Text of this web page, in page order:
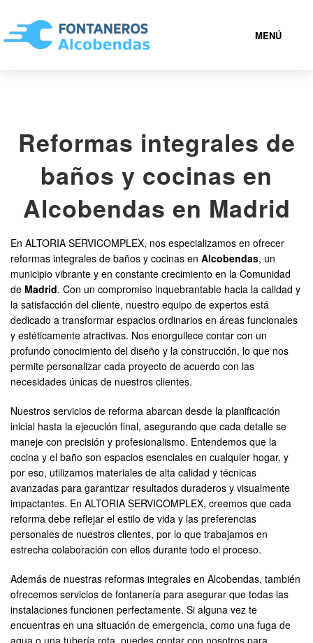
MENÚ
919 93 35 41
FONTANEROS ALCOBENDAS BARATOS
SERVICIOS
CONTACTAR
Reformas integrales de
baños y cocinas en
Alcobendas en Madrid
En ALTORIA SERVICOMPLEX, nos especializamos en ofrecer
reformas integrales de baños y cocinas en Alcobendas, un
municipio vibrante y en constante crecimiento en la Comunidad
de Madrid. Con un compromiso inquebrantable hacia la calidad y
la satisfacción del cliente, nuestro equipo de expertos está
dedicado a transformar espacios ordinarios en áreas funcionales
y estéticamente atractivas. Nos enorgullece contar con un
profundo conocimiento del diseño y la construcción, lo que nos
permite personalizar cada proyecto de acuerdo con las
necesidades únicas de nuestros clientes.
Nuestros servicios de reforma abarcan desde la planificación
inicial hasta la ejecución final, asegurando que cada detalle se
maneje con precisión y profesionalismo. Entendemos que la
cocina y el baño son espacios esenciales en cualquier hogar, y
por eso, utilizamos materiales de alta calidad y técnicas
avanzadas para garantizar resultados duraderos y visualmente
impactantes. En ALTORIA SERVICOMPLEX, creemos que cada
reforma debe reflejar el estilo de vida y las preferencias
personales de nuestros clientes, por lo que trabajamos en
estrecha colaboración con ellos durante todo el proceso.
Además de nuestras reformas integrales en Alcobendas, también
ofrecemos servicios de fontanería para asegurar que todas las
instalaciones funcionen perfectamente. Si alguna vez te
encuentras en una situación de emergencia, como una fuga de
agua o una tubería rota, puedes contar con nosotros para